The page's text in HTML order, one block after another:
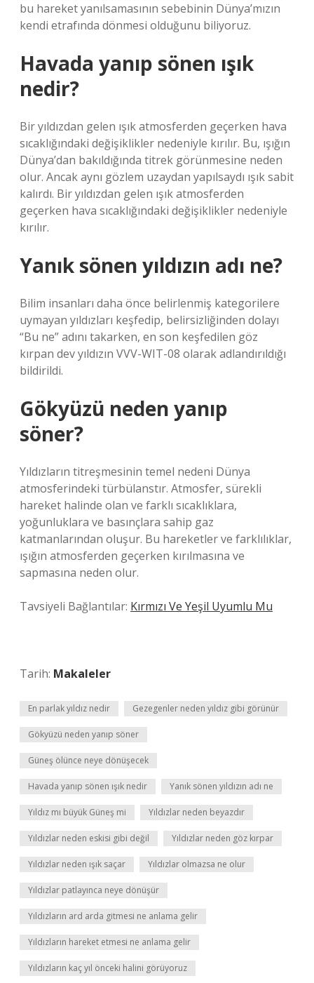
bu hareket yanılsamasının sebebinin Dünya’mızın
kendi etrafında dönmesi olduğunu biliyoruz.
Havada yanıp sönen ışık
nedir?
Bir yıldızdan gelen ışık atmosferden geçerken hava
sıcaklığındaki değişiklikler nedeniyle kırılır. Bu, ışığın
Dünya’dan bakıldığında titrek görünmesine neden
olur. Ancak aynı gözlem uzaydan yapılsaydı ışık sabit
kalırdı. Bir yıldızdan gelen ışık atmosferden
geçerken hava sıcaklığındaki değişiklikler nedeniyle
kırılır.
Yanık sönen yıldızın adı ne?
Bilim insanları daha önce belirlenmiş kategorilere
uymayan yıldızları keşfedip, belirsizliğinden dolayı
“Bu ne” adını takarken, en son keşfedilen göz
kırpan dev yıldızın VVV-WIT-08 olarak adlandırıldığı
bildirildi.
Gökyüzü neden yanıp
söner?
Yıldızların titreşmesinin temel nedeni Dünya
atmosferindeki türbülanstır. Atmosfer, sürekli
hareket halinde olan ve farklı sıcaklıklara,
yoğunluklara ve basınçlara sahip gaz
katmanlarından oluşur. Bu hareketler ve farklılıklar,
ışığın atmosferden geçerken kırılmasına ve
sapmasına neden olur.
Tavsiyeli Bağlantılar: Kırmızı Ve Yeşil Uyumlu Mu
Tarih: Makaleler
En parlak yıldız nedir Gezegenler neden yıldız gibi görünür
Gökyüzü neden yanıp söner
Güneş ölünce neye dönüşecek
Havada yanıp sönen ışık nedir Yanık sönen yıldızın adı ne
Yıldız mı büyük Güneş mi Yıldızlar neden beyazdır
Yıldızlar neden eskisi gibi değil Yıldızlar neden göz kırpar
Yıldızlar neden ışık saçar Yıldızlar olmazsa ne olur
Yıldızlar patlayınca neye dönüşür
Yıldızların ard arda gitmesi ne anlama gelir
Yıldızların hareket etmesi ne anlama gelir
Yıldızların kaç yıl önceki halini görüyoruz